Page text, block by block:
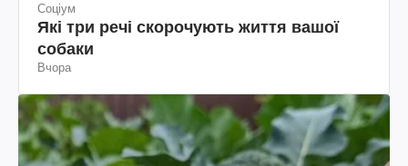
Соціум
Які три речі скорочують життя вашої
собаки
Вчора